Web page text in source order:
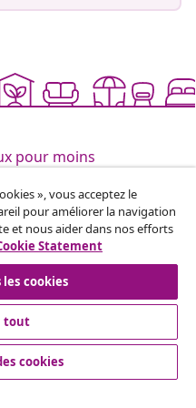
pour moins
qui reçoivent les
saisonnières et
», vous acceptez le
pour améliorer la navigation
et nous aider dans nos efforts
Statement
cookies
tout
cookies